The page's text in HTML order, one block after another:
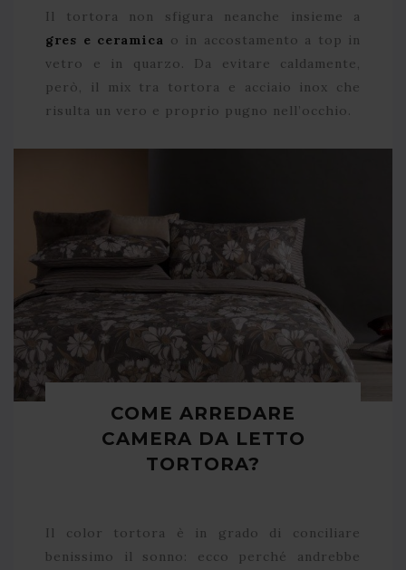
Il tortora non sfigura neanche insieme a
gres e ceramica o in accostamento a top in
vetro e in quarzo. Da evitare caldamente,
però, il mix tra tortora e acciaio inox che
risulta un vero e proprio pugno nell’occhio.
COME ARREDARE
CAMERA DA LETTO
TORTORA?
Il color tortora è in grado di conciliare
benissimo il sonno: ecco perché andrebbe